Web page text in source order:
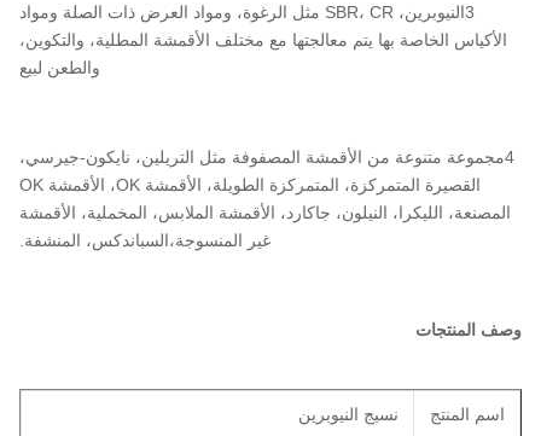
3النيوبرين، SBR، CR مثل الرغوة، ومواد العرض ذات الصلة ومواد
الأكياس الخاصة بها يتم معالجتها مع مختلف الأقمشة المطلية، والتكوين،
والطعن لبيع
4مجموعة متنوعة من الأقمشة المصفوفة مثل التريلين، نايكون-جيرسي،
القصيرة المتمركزة، المتمركزة الطويلة، الأقمشة OK، الأقمشة OK
المصنعة، الليكرا، النيلون، جاكارد، الأقمشة الملابس، المخملية، الأقمشة
غير المنسوجة،السباندكس، المنشفة.
وصف المنتجات
اسم المنتج نسيج النيوبرين